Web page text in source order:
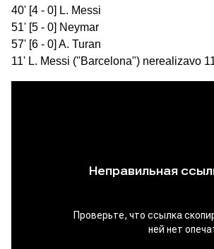
40' [4 - 0] L. Messi
51' [5 - 0] Neymar
57' [6 - 0] A. Turan
11' L. Messi ("Barcelona") nerealizavo